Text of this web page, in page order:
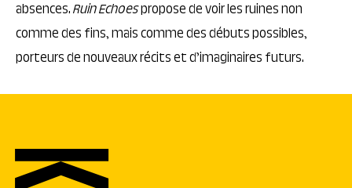
absences.RuinEchoespropose de voir les ruines non
comme des fins, mais comme des débuts possibles,
porteurs de nouveaux récits et d’imaginaires futurs.